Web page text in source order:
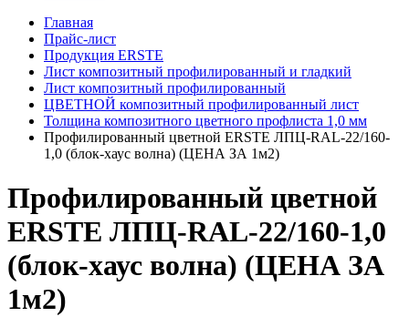
Главная
Прайс-лист
Продукция ERSTE
Лист композитный профилированный и гладкий
Лист композитный профилированный
ЦВЕТНОЙ композитный профилированный лист
Толщина композитного цветного профлиста 1,0 мм
Профилированный цветной ERSTE ЛПЦ-RAL-22/160-
1,0 (блок-хаус волна) (ЦЕНА ЗА 1м2)
Профилированный цветной
ERSTE ЛПЦ-RAL-22/160-1,0
(блок-хаус волна) (ЦЕНА ЗА
1м2)